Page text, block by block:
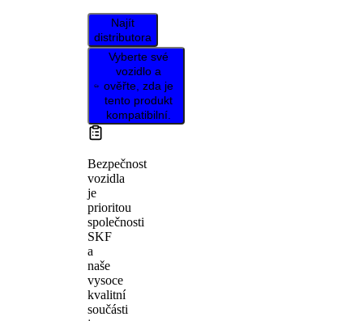
Najít
distributora
Vyberte své
vozidlo a
ověřte, zda je
tento produkt
kompatibilní.
Bezpečnost
vozidla
je
prioritou
společnosti
SKF
a
naše
vysoce
kvalitní
součásti